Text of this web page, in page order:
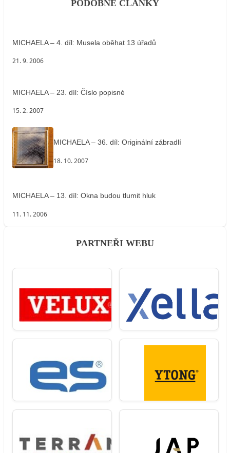
PODOBNÉ ČLÁNKY
MICHAELA – 4. díl: Musela oběhat 13 úřadů
21. 9. 2006
MICHAELA – 23. díl: Číslo popisné
15. 2. 2007
MICHAELA – 36. díl: Originální zábradlí
18. 10. 2007
MICHAELA – 13. díl: Okna budou tlumit hluk
11. 11. 2006
PARTNEŘI WEBU